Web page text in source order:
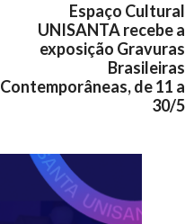
Espaço Cultural
UNISANTA recebe a
exposição Gravuras
Brasileiras
Contemporâneas, de 11 a
30/5